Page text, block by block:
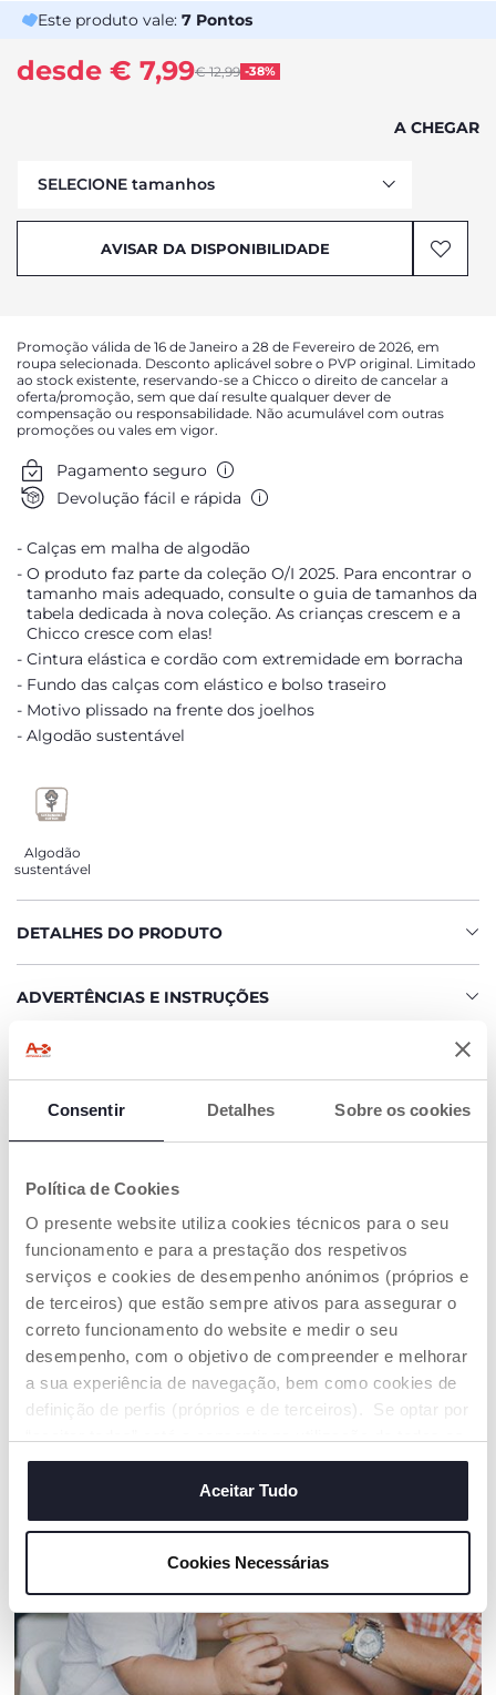
Consentir Detalhes Sobre os cookies
Política de Cookies
O presente website utiliza cookies técnicos para o seu
funcionamento e para a prestação dos respetivos
serviços e cookies de desempenho anónimos (próprios e
de terceiros) que estão sempre ativos para assegurar o
correto funcionamento do website e medir o seu
desempenho, com o objetivo de compreender e melhorar
a sua experiência de navegação, bem como cookies de
definição de perfis (próprios e de terceiros). Se optar por
cookies. Se quiser saber mais, alterar ou revogar o
consentimento de todos ou de alguns cookies, clique em
"mostrar detalhes". Ao fechar este aviso, está a
são necessários e essenciais para garantir o
funcionamento desta página.
Aceitar Tudo
Cookies Necessárias
Este produto vale: 7 Pontos
Price reduced from
€ 12,99 -38%
to
desde € 7,99
A CHEGAR
SELECIONE tamanhos
AVISAR DA DISPONIBILIDADE
AVISAR DA DISPONIBILIDADE
AVISAR DA DISPONIBILIDADE
AVISAR DA DISPONIBILIDADE
AVISAR DA DISPONIBILIDADE
AVISAR DA DISPONIBILIDADE
AVISAR DA DISPONIBILIDADE
AVISAR DA DISPONIBILIDADE
AVISAR DA DISPONIBILIDADE
AVISAR DA DISPONIBILIDADE
AVISAR DA DISPONIBILIDADE
Promoção válida de 16 de Janeiro a 28 de Fevereiro de 2026, em
roupa selecionada. Desconto aplicável sobre o PVP original. Limitado
ao stock existente, reservando-se a Chicco o direito de cancelar a
oferta/promoção, sem que daí resulte qualquer dever de
compensação ou responsabilidade. Não acumulável com outras
promoções ou vales em vigor.
Pagamento seguro
Devolução fácil e rápida
Calças em malha de algodão
O produto faz parte da coleção O/I 2025. Para encontrar o
tamanho mais adequado, consulte o guia de tamanhos da
tabela dedicada à nova coleção. As crianças crescem e a
Chicco cresce com elas!
Cintura elástica e cordão com extremidade em borracha
Fundo das calças com elástico e bolso traseiro
Motivo plissado na frente dos joelhos
Algodão sustentável
Algodão
sustentável
DETALHES DO PRODUTO
ADVERTÊNCIAS E INSTRUÇÕES
COMPROMISSO CHICCO
O NOSSO ALGODÃO É… SUSTENTÁVEL!
como objetivo colocar no mercado fios de algodão
medidas para o tornar SUSTENTÁVEL, tanto a nível
Toda a cadeia de fornecimento e produção é rastreada e
segue as mesmas medidas de sustentabilidade
Encontre uma loja
OS NOSSOS CONSELHOS